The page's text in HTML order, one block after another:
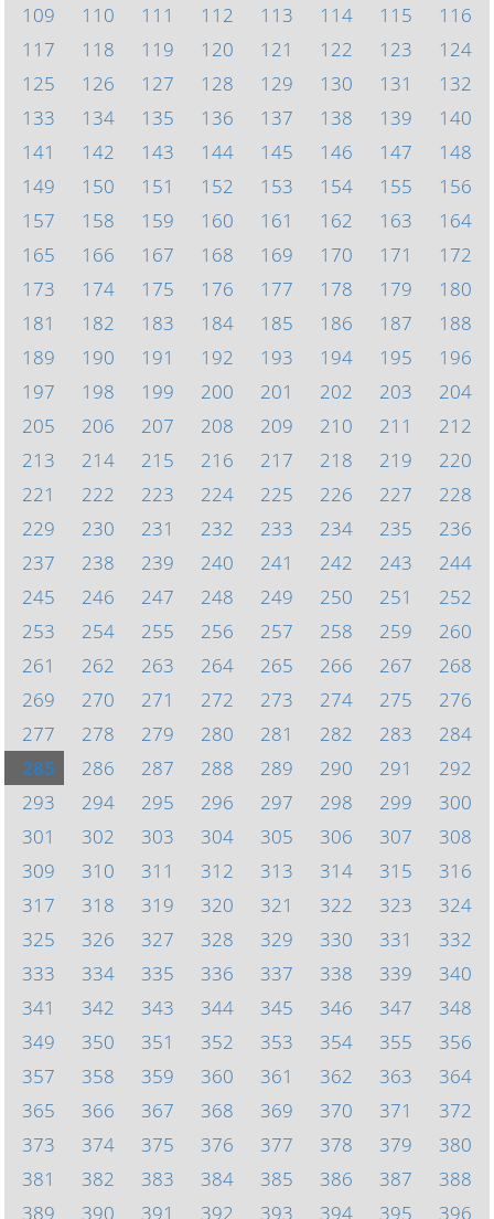
109
110 111 112 113 114 115
116
117
118 119 120 121 122 123
124
125
126 127 128 129 130 131
132
133
134 135 136 137 138 139
140
141
142 143 144 145 146 147
148
149
150 151 152 153 154 155
156
157
158 159 160 161 162 163
164
165
166 167 168 169 170 171
172
173
174 175 176 177 178 179
180
181
182 183 184 185 186 187
188
189
190 191 192 193 194 195
196
197
198 199 200 201 202 203
204
205
206 207 208 209 210 211
212
213
214 215 216 217 218 219
220
221
222 223 224 225 226 227
228
229
230 231 232 233 234 235
236
237
238 239 240 241 242 243
244
245
246 247 248 249 250 251
252
253
254 255 256 257 258 259
260
261
262 263 264 265 266 267
268
269
270 271 272 273 274 275
276
277
278 279 280 281 282 283
284
285
286 287 288 289 290 291
292
293
294 295 296 297 298 299
300
301
302 303 304 305 306 307
308
309
310 311 312 313 314 315
316
317
318 319 320 321 322 323
324
325
326 327 328 329 330 331
332
333
334 335 336 337 338 339
340
341
342 343 344 345 346 347
348
349
350 351 352 353 354 355
356
357
358 359 360 361 362 363
364
365
366 367 368 369 370 371
372
373
374 375 376 377 378 379
380
381
382 383 384 385 386 387
388
389
390 391 392 393 394 395 396